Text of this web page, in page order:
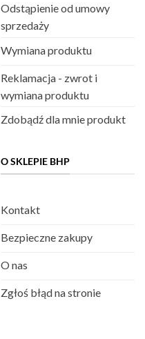
Odstąpienie od umowy
sprzedaży
Wymiana produktu
Reklamacja - zwrot i
wymiana produktu
Zdobądź dla mnie produkt
O SKLEPIE BHP
Kontakt
Bezpieczne zakupy
O nas
Zgłoś błąd na stronie